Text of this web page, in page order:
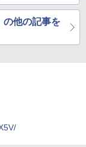
の他の記事を